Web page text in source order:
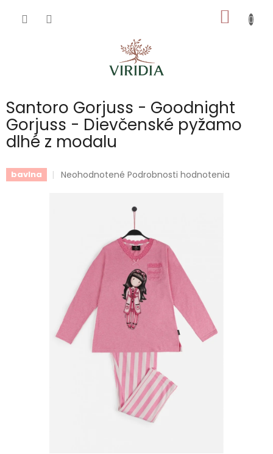
KOŠÍK
Santoro Gorjuss - Goodnight
Gorjuss - Dievčenské pyžamo
dlhé z modalu
bavlna
Priemerné
hviezdičiek.
Neohodnotené Podrobnosti hodnotenia